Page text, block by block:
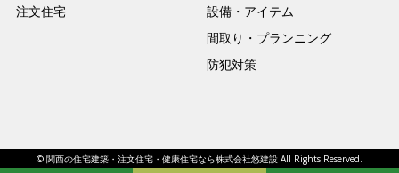
注文住宅
設備・アイテム
間取り・プランニング
防犯対策
© 関西の住宅建築・注文住宅・健康住宅なら株式会社悠建設 All Rights Reserved.